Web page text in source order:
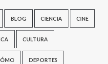
BLOG CIENCIA CINE
CULTURA
DEPORTES